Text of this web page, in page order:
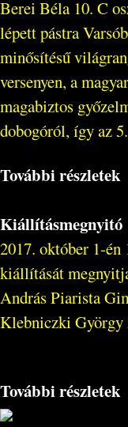
Berei Béla 10. C
lépett pástra
minősítésű
versenyen, a
magabiztos
dobogóról, így az
További részletek
Kiállításmegnyitó
2017. október 1-
kiállítását
András Piarista
Klebniczki György
További részletek